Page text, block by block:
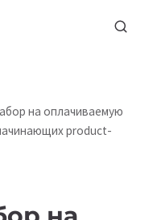
на оплачиваемую
product-